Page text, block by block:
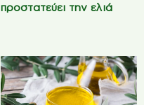
προστατεύει την ελιά